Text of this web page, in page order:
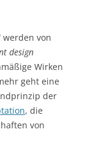
werden von
design
Wirken
geht eine
der
, die
von